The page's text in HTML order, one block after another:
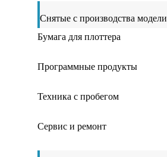
Снятые с производства модели
Бумага для плоттера
Программные продукты
Техника с пробегом
Сервис и ремонт